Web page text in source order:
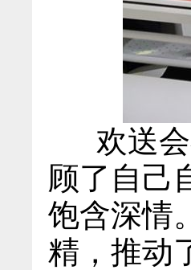
欢送会
顾了自己
饱含深情
精，推动